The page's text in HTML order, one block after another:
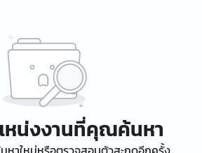
หน่งงานที่คุณค้นหา